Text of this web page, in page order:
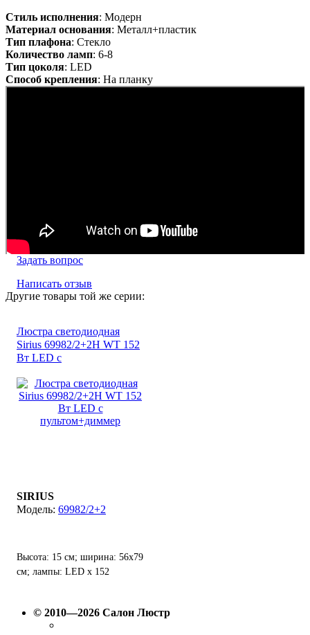
Стиль исполнения: Модерн
Материал основания: Металл+пластик
Тип плафона: Стекло
Количество ламп: 6-8
Тип цоколя: LED
Способ крепления: На планку
Задать вопрос
Написать отзыв
Другие товары той же серии:
Люстра светодиодная
Sirius 69982/2+2Н WT 152
Вт LED с
SIRIUS
69982/2+2
Высота: 15 см; ширина: 56х79
см; лампы: LED х 152
© 2010—2026 Салон Люстр